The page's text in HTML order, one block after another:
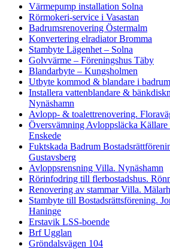
Värmepump installation Solna
Rörmokeri-service i Vasastan
Badrumsrenovering Östermalm
Konvertering elradiator Bromma
Stambyte Lägenhet – Solna
Golvvärme – Föreningshus Täby
Blandarbyte – Kungsholmen
Utbyte kommod & blandare i
Installera vattenblandare &
Nynäshamn
Avlopp- & toalettrenovering.
Översvämning Avloppsläcka
Enskede
Fuktskada Badrum
Gustavsberg
Avloppsrensning Villa. Nynäshamn
Rörinfodring till flerbostadshus.
Renovering av stammar Villa.
Stambyte till Bostadsrättsförening.
Haninge
Erstavik LSS-boende
Brf Ugglan
Gröndalsvägen 104